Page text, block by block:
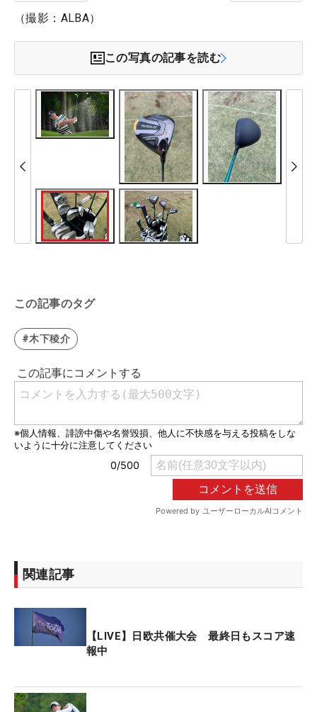
（撮影：ALBA）
この写真の記事を読む
この記事のタグ
#木下稜介
関連記事
【LIVE】日欧共催大会 最終日もスコア速
報中